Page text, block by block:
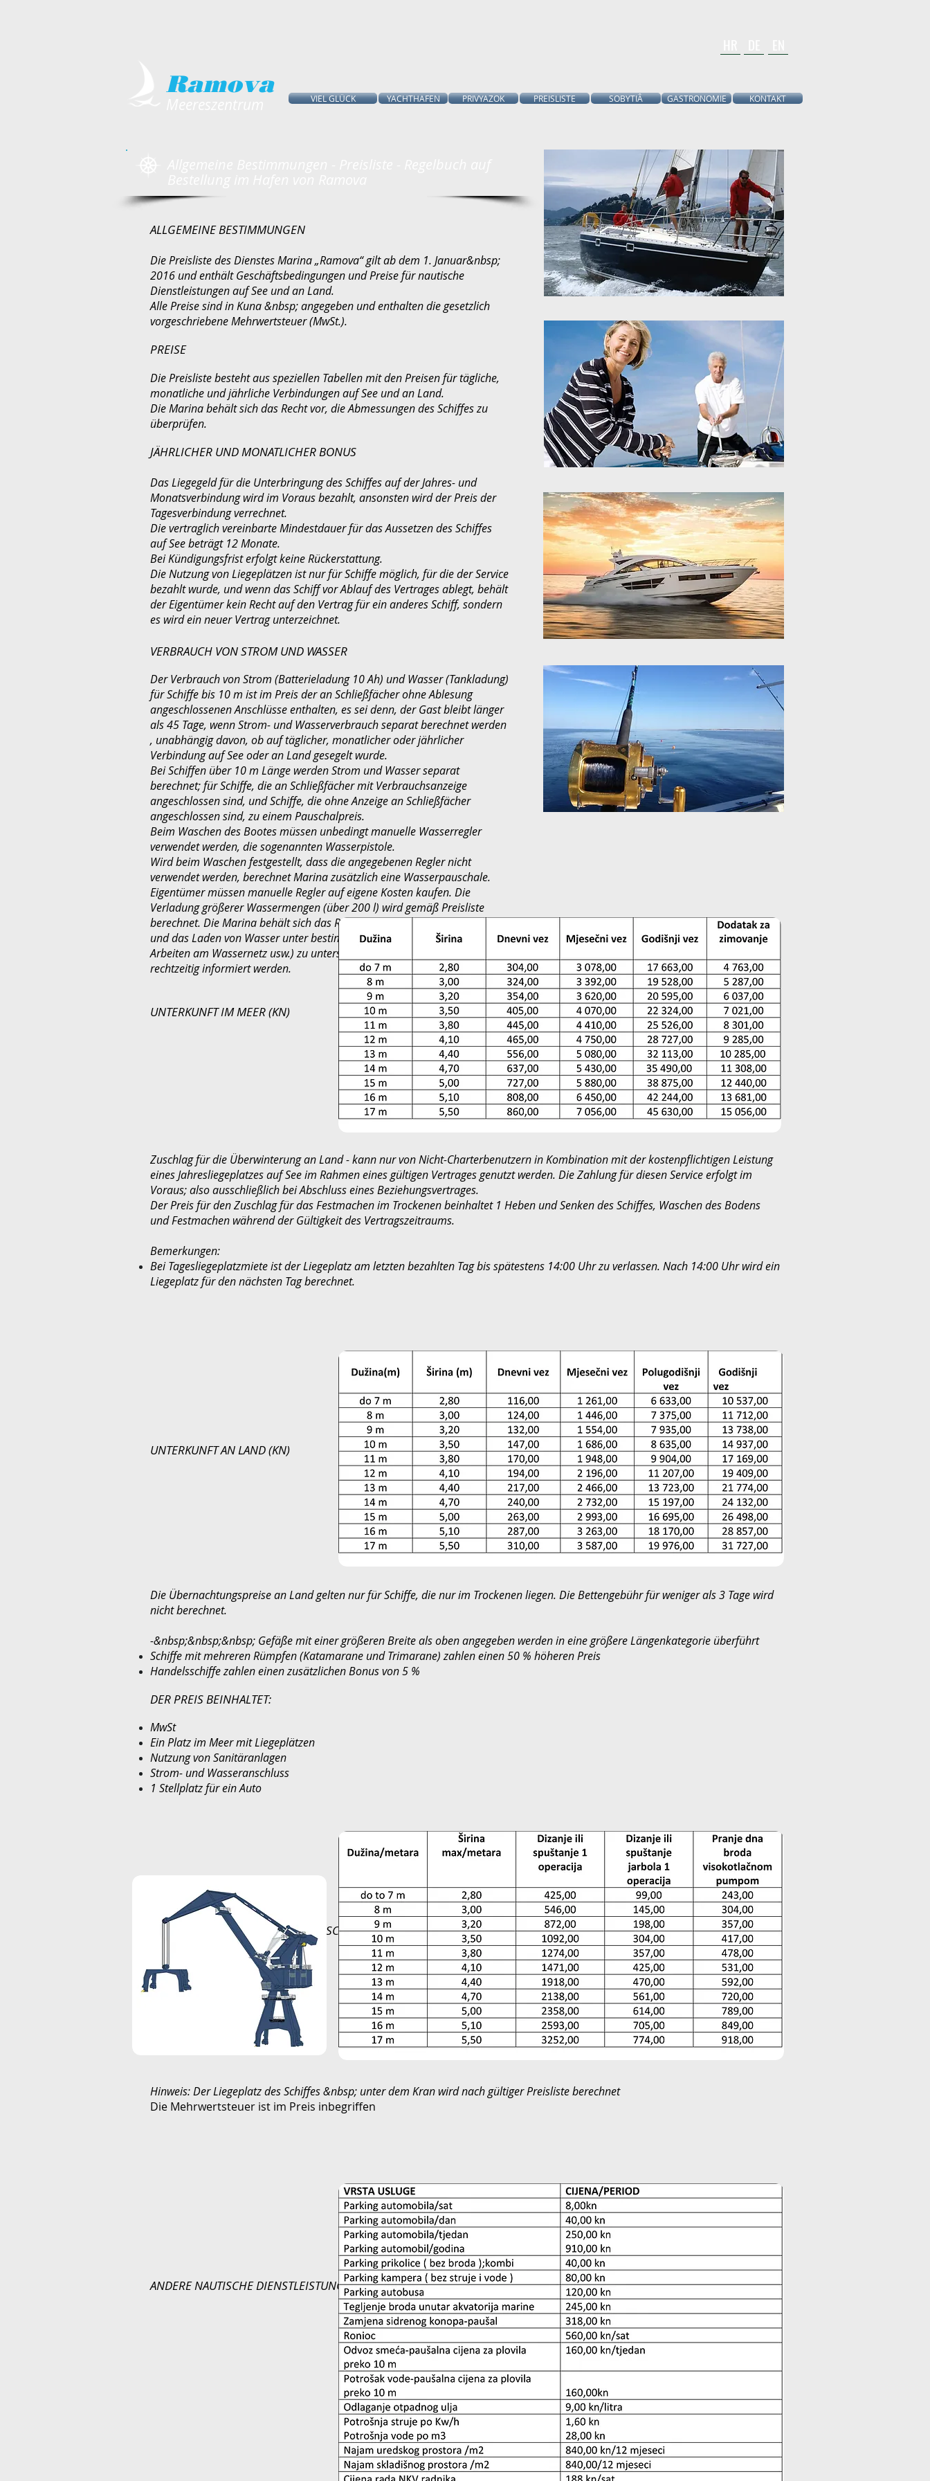
Ramova VIEL GLÜCK YACHTHAFEN PRIVYAZOK PREISLISTE SOBYTIÂ GASTRONOMIE KONTAKT
ALLGEMEINE BESTIMMUNGEN
Die Preisliste des Dienstes Marina „Ramova“ gilt ab dem 1. Januar&nbsp;
2016 und enthält Geschäftsbedingungen und Preise für nautische
Dienstleistungen auf See und an Land.
Alle Preise sind in Kuna &nbsp; angegeben und enthalten die gesetzlich
vorgeschriebene Mehrwertsteuer (MwSt.).
PREISE
Die Preisliste besteht aus speziellen Tabellen mit den Preisen für tägliche,
monatliche und jährliche Verbindungen auf See und an Land.
Die Marina behält sich das Recht vor, die Abmessungen des Schiffes zu
überprüfen.
JÄHRLICHER UND MONATLICHER BONUS
Das Liegegeld für die Unterbringung des Schiffes auf der Jahres- und
Monatsverbindung wird im Voraus bezahlt, ansonsten wird der Preis der
Tagesverbindung verrechnet.
Die vertraglich vereinbarte Mindestdauer für das Aussetzen des Schiffes
auf See beträgt 12 Monate.
Bei Kündigungsfrist erfolgt keine Rückerstattung.
Die Nutzung von Liegeplätzen ist nur für Schiffe möglich, für die der Service
bezahlt wurde, und wenn das Schiff vor Ablauf des Vertrages ablegt, behält
der Eigentümer kein Recht auf den Vertrag für ein anderes Schiff, sondern
es wird ein neuer Vertrag unterzeichnet.
VERBRAUCH VON STROM UND WASSER
Der Verbrauch von Strom (Batterieladung 10 Ah) und Wasser (Tankladung)
für Schiffe bis 10 m ist im Preis der an Schließfächer ohne Ablesung
angeschlossenen Anschlüsse enthalten, es sei denn, der Gast bleibt länger
als 45 Tage, wenn Strom- und Wasserverbrauch separat berechnet werden
, unabhängig davon, ob auf täglicher, monatlicher oder jährlicher
Verbindung auf See oder an Land gesegelt wurde.
Bei Schiffen über 10 m Länge werden Strom und Wasser separat
berechnet; für Schiffe, die an Schließfächer mit Verbrauchsanzeige
angeschlossen sind, und Schiffe, die ohne Anzeige an Schließfächer
angeschlossen sind, zu einem Pauschalpreis.
Beim Waschen des Bootes müssen unbedingt manuelle Wasserregler
verwendet werden, die sogenannten Wasserpistole.
Wird beim Waschen festgestellt, dass die angegebenen Regler nicht
verwendet werden, berechnet Marina zusätzlich eine Wasserpauschale.
Eigentümer müssen manuelle Regler auf eigene Kosten kaufen. Die
Verladung größerer Wassermengen (über 200 l) wird gemäß Preisliste
berechnet. Die Marina behält sich das Recht vor, das Waschen von Schiffen
und das Laden von Wasser unter bestimmten Bedingungen (lange Dürre,
Arbeiten am Wassernetz usw.) zu untersagen, worüber die Benutzer
rechtzeitig informiert werden.
UNTERKUNFT IM MEER (KN)
UNTERKUNFT AN LAND (KN)
CRANE&nbsp; (20t) UND BOOTSWASCHSERVICE IN KN
ANDERE NAUTISCHE DIENSTLEISTUNGEN in KN
Zuschlag für die Überwinterung an Land - kann nur von Nicht-Charterbenutzern in Kombination mit der kostenpflichtigen Leistung
eines Jahresliegeplatzes auf See im Rahmen eines gültigen Vertrages genutzt werden. Die Zahlung für diesen Service erfolgt im
Voraus; also ausschließlich bei Abschluss eines Beziehungsvertrages.
Der Preis für den Zuschlag für das Festmachen im Trockenen beinhaltet 1 Heben und Senken des Schiffes, Waschen des Bodens
und Festmachen während der Gültigkeit des Vertragszeitraums.
Bemerkungen:
Bei Tagesliegeplatzmiete ist der Liegeplatz am letzten bezahlten Tag bis spätestens 14:00 Uhr zu verlassen. Nach 14:00 Uhr wird ein
Liegeplatz für den nächsten Tag berechnet.
Die Übernachtungspreise an Land gelten nur für Schiffe, die nur im Trockenen liegen. Die Bettengebühr für weniger als 3 Tage wird
nicht berechnet.
-&nbsp;&nbsp;&nbsp; Gefäße mit einer größeren Breite als oben angegeben werden in eine größere Längenkategorie überführt
Schiffe mit mehreren Rümpfen (Katamarane und Trimarane) zahlen einen 50 % höheren Preis
Handelsschiffe zahlen einen zusätzlichen Bonus von 5 %
DER PREIS BEINHALTET:
MwSt
Ein Platz im Meer mit Liegeplätzen
Nutzung von Sanitäranlagen
Strom- und Wasseranschluss
1 Stellplatz für ein Auto
Hinweis: Der Liegeplatz des Schiffes &nbsp; unter dem Kran wird nach gültiger Preisliste berechnet
Die Mehrwertsteuer ist im Preis inbegriffen